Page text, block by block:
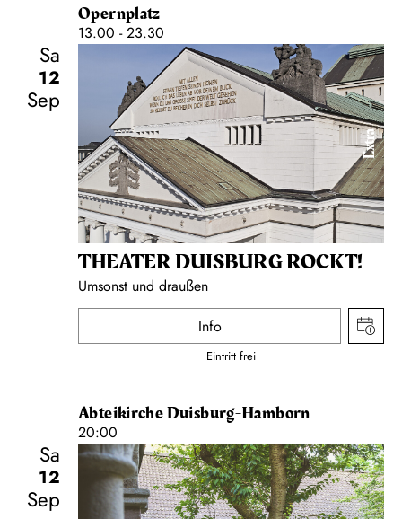
Opernplatz
13.00 - 23.30
Sa
12
Sep
Extra
THEATER DUISBURG ROCKT!
Umsonst und draußen
Info
Eintritt frei
Abteikirche Duisburg-Hamborn
20:00
Sa
12
Sep